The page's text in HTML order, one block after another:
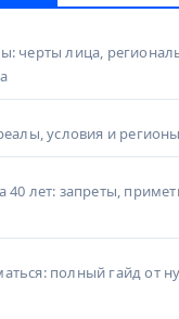
черты лица,
условия и
40 лет: запреты,
полный гайд от